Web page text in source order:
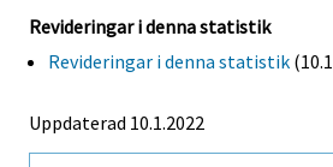
Revideringar i denna statistik
Revideringar i denna statistik
Uppdaterad 10.1.2022